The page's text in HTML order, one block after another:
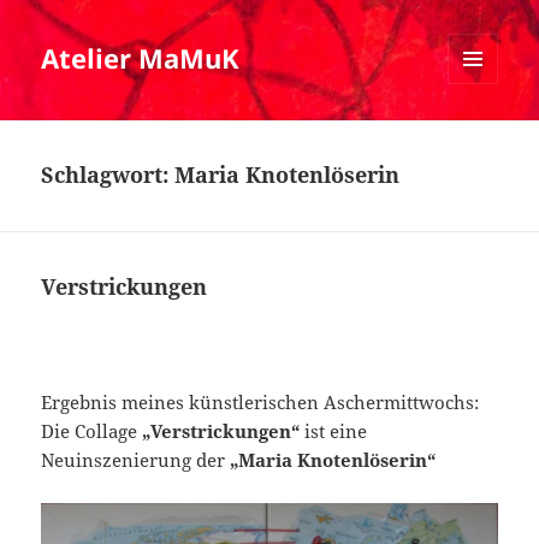
Atelier MaMuK
Schlagwort:Maria Knotenlöserin
Verstrickungen
Ergebnis meines künstlerischen Aschermittwochs:
Die Collage „Verstrickungen“ ist eine
Neuinszenierung der „Maria Knotenlöserin“